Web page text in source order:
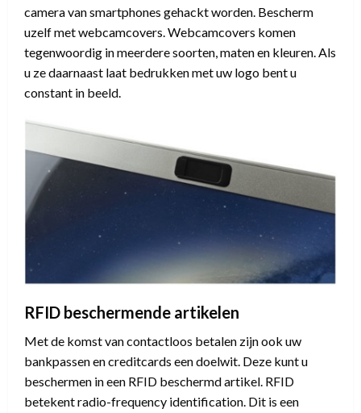
camera van smartphones gehackt worden. Bescherm
uzelf met webcamcovers. Webcamcovers komen
tegenwoordig in meerdere soorten, maten en kleuren. Als
u ze daarnaast laat bedrukken met uw logo bent u
constant in beeld.
RFID beschermende artikelen
Met de komst van contactloos betalen zijn ook uw
bankpassen en creditcards een doelwit. Deze kunt u
beschermen in een RFID beschermd artikel. RFID
betekent radio-frequency identification. Dit is een